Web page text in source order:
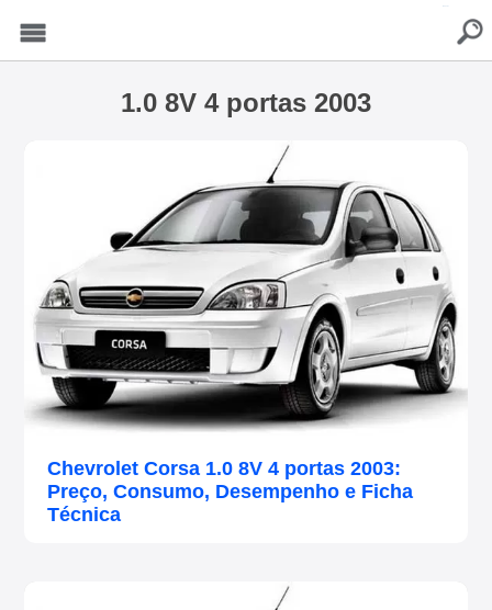
1.0 8V 4 portas 2003
Chevrolet Corsa 1.0 8V 4 portas 2003:
Preço, Consumo, Desempenho e Ficha
Técnica